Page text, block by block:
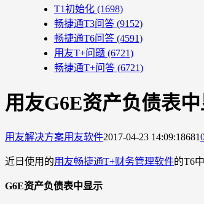
T1初始化 (1698)
畅捷通T3问答 (9152)
畅捷通T6问答 (4591)
用友T+问题 (6721)
畅捷通T+问答 (6721)
用友G6E资产负债表
用友解决方案用友软件2017-04-23 14:09:18681
近日使用的用友畅捷通T+财务管理软件的T6
G6E资产负债表中显示